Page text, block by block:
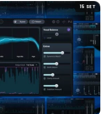
15 SET